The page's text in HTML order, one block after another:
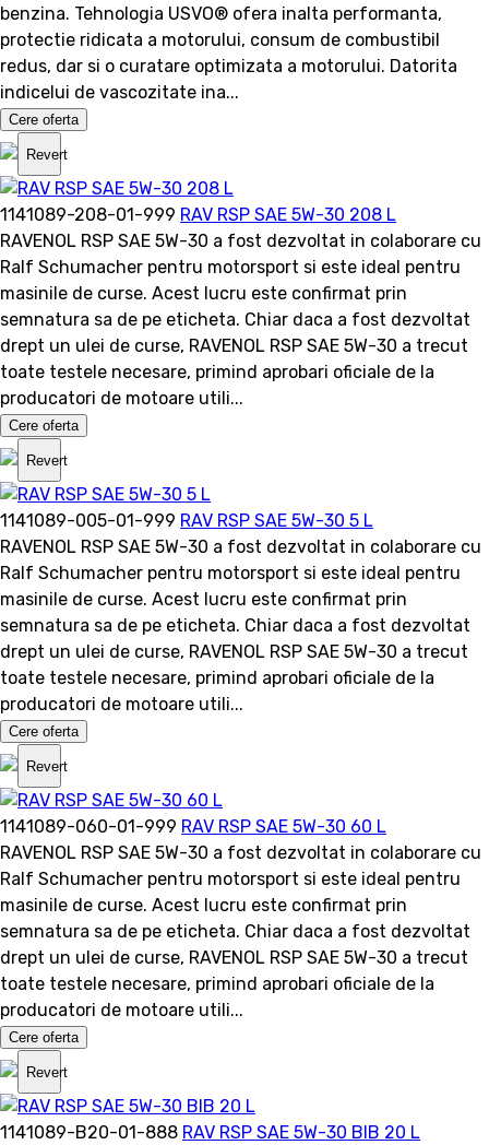
benzina. Tehnologia USVO® ofera inalta performanta,
protectie ridicata a motorului, consum de combustibil
redus, dar si o curatare optimizata a motorului. Datorita
indicelui de vascozitate ina...
Cere oferta
Revert
1141089-208-01-999 RAV RSP SAE 5W-30 208 L
RAVENOL RSP SAE 5W-30 a fost dezvoltat in colaborare cu
Ralf Schumacher pentru motorsport si este ideal pentru
masinile de curse. Acest lucru este confirmat prin
semnatura sa de pe eticheta. Chiar daca a fost dezvoltat
drept un ulei de curse, RAVENOL RSP SAE 5W-30 a trecut
toate testele necesare, primind aprobari oficiale de la
producatori de motoare utili...
Cere oferta
Revert
1141089-005-01-999 RAV RSP SAE 5W-30 5 L
RAVENOL RSP SAE 5W-30 a fost dezvoltat in colaborare cu
Ralf Schumacher pentru motorsport si este ideal pentru
masinile de curse. Acest lucru este confirmat prin
semnatura sa de pe eticheta. Chiar daca a fost dezvoltat
drept un ulei de curse, RAVENOL RSP SAE 5W-30 a trecut
toate testele necesare, primind aprobari oficiale de la
producatori de motoare utili...
Cere oferta
Revert
1141089-060-01-999 RAV RSP SAE 5W-30 60 L
RAVENOL RSP SAE 5W-30 a fost dezvoltat in colaborare cu
Ralf Schumacher pentru motorsport si este ideal pentru
masinile de curse. Acest lucru este confirmat prin
semnatura sa de pe eticheta. Chiar daca a fost dezvoltat
drept un ulei de curse, RAVENOL RSP SAE 5W-30 a trecut
toate testele necesare, primind aprobari oficiale de la
producatori de motoare utili...
Cere oferta
Revert
1141089-B20-01-888 RAV RSP SAE 5W-30 BIB 20 L